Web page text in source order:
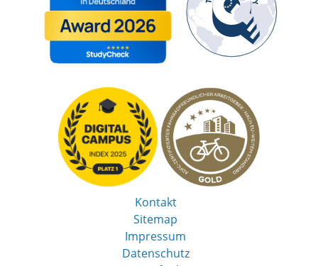
Kontakt
Sitemap
Impressum
Datenschutz